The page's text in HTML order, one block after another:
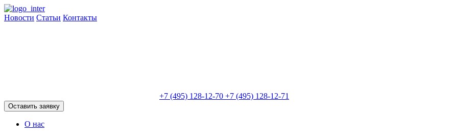
Новости Статьи Контакты
+7 (495) 128-12-70 +7 (495) 128-12-71
Оставить заявку
О нас